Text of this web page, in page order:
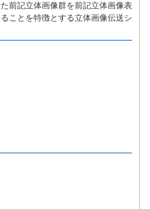
前記立体画像群を前記立体画像表
ことを特徴とする立体画像伝送シ